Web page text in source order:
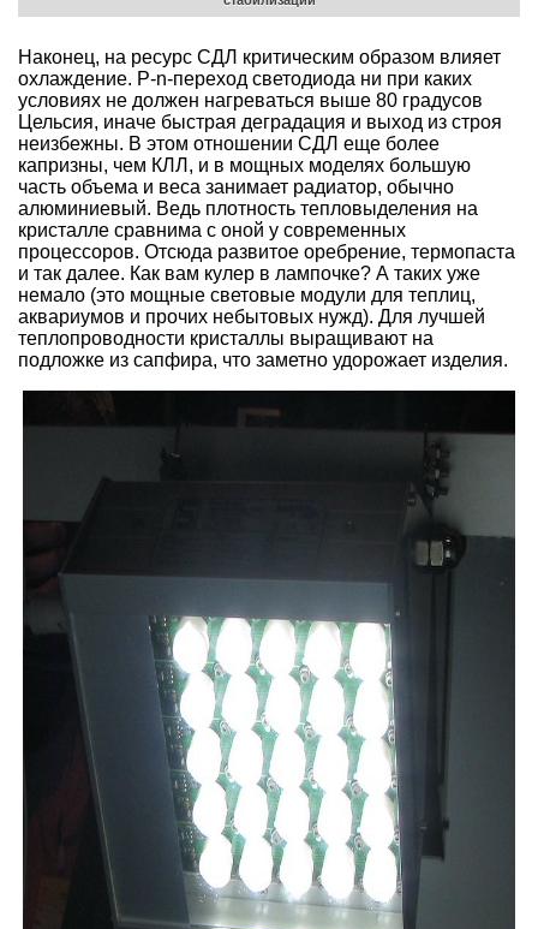
Наконец, на ресурс СДЛ критическим образом влияет
охлаждение. P-n-переход светодиода ни при каких
условиях не должен нагреваться выше 80 градусов
Цельсия, иначе быстрая деградация и выход из строя
неизбежны. В этом отношении СДЛ еще более
капризны, чем КЛЛ, и в мощных моделях большую
часть объема и веса занимает радиатор, обычно
алюминиевый. Ведь плотность тепловыделения на
кристалле сравнима с оной у современных
процессоров. Отсюда развитое оребрение, термопаста
и так далее. Как вам кулер в лампочке? А таких уже
немало (это мощные световые модули для теплиц,
аквариумов и прочих небытовых нужд). Для лучшей
теплопроводности кристаллы выращивают на
подложке из сапфира, что заметно удорожает изделия.